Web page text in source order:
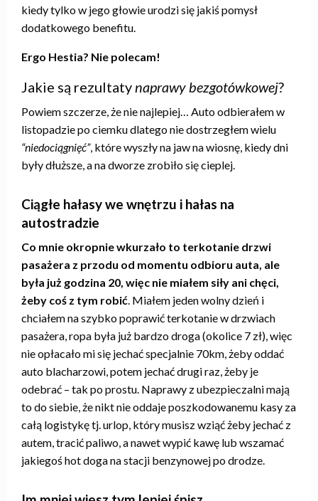
kiedy tylko w jego głowie urodzi się jakiś pomysł
dodatkowego benefitu.
Ergo Hestia? Nie polecam!
Jakie są rezultatynaprawy bezgotówkowej?
Powiem szczerze, że nie najlepiej… Auto odbierałem w
listopadzie po ciemku dlatego nie dostrzegłem wielu
“niedociągnięć”, które wyszły na jaw na wiosnę, kiedy dni
były dłuższe, a na dworze zrobiło się cieplej.
Ciągłe hałasy we wnętrzu i hałas na
autostradzie
Co mnie okropnie wkurzało to terkotanie drzwi
pasażera z przodu od momentu odbioru auta, ale
była już godzina 20, więc nie miałem siły ani chęci,
żeby coś z tym robić. Miałem jeden wolny dzień i
chciałem na szybko poprawić terkotanie w drzwiach
pasażera, ropa była już bardzo droga (okolice 7 zł), więc
nie opłacało mi się jechać specjalnie 70km, żeby oddać
auto blacharzowi, potem jechać drugi raz, żeby je
odebrać – tak po prostu. Naprawy z ubezpieczalni mają
to do siebie, że nikt nie oddaje poszkodowanemu kasy za
całą logistykę tj. urlop, który musisz wziąć żeby jechać z
autem, tracić paliwo, a nawet wypić kawę lub wszamać
jakiegoś hot doga na stacji benzynowej po drodze.